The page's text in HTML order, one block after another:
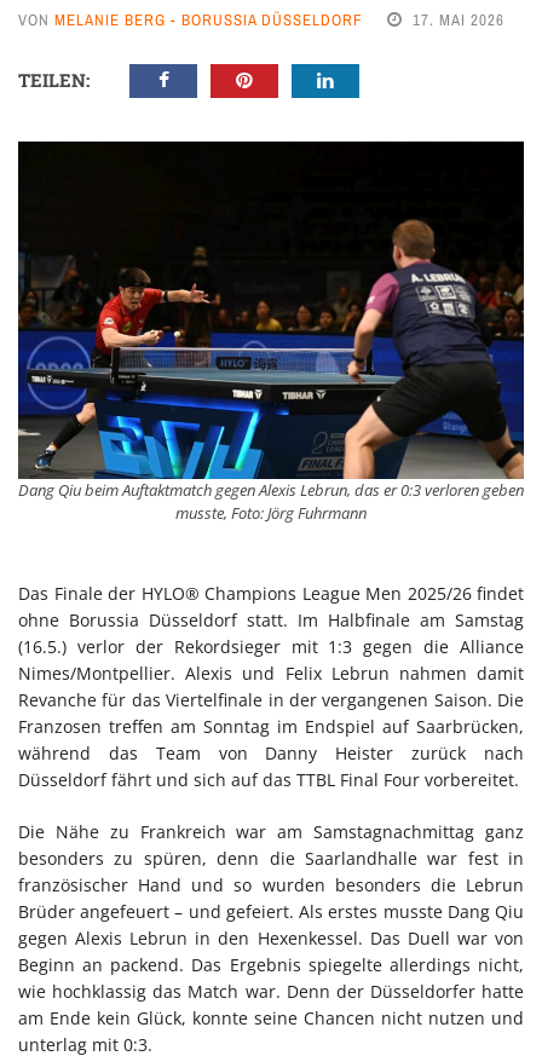
VON MELANIE BERG - BORUSSIA DÜSSELDORF 17. MAI 2026
TEILEN:
Dang Qiu beim Auftaktmatch gegen Alexis Lebrun, das er 0:3 verloren geben
musste, Foto: Jörg Fuhrmann
Das Finale der HYLO® Champions League Men 2025/26 findet
ohne Borussia Düsseldorf statt. Im Halbfinale am Samstag
(16.5.) verlor der Rekordsieger mit 1:3 gegen die Alliance
Nimes/Montpellier. Alexis und Felix Lebrun nahmen damit
Revanche für das Viertelfinale in der vergangenen Saison. Die
Franzosen treffen am Sonntag im Endspiel auf Saarbrücken,
während das Team von Danny Heister zurück nach
Düsseldorf fährt und sich auf das TTBL Final Four vorbereitet.
Die Nähe zu Frankreich war am Samstagnachmittag ganz
besonders zu spüren, denn die Saarlandhalle war fest in
französischer Hand und so wurden besonders die Lebrun
Brüder angefeuert – und gefeiert. Als erstes musste Dang Qiu
gegen Alexis Lebrun in den Hexenkessel. Das Duell war von
Beginn an packend. Das Ergebnis spiegelte allerdings nicht,
wie hochklassig das Match war. Denn der Düsseldorfer hatte
am Ende kein Glück, konnte seine Chancen nicht nutzen und
unterlag mit 0:3.